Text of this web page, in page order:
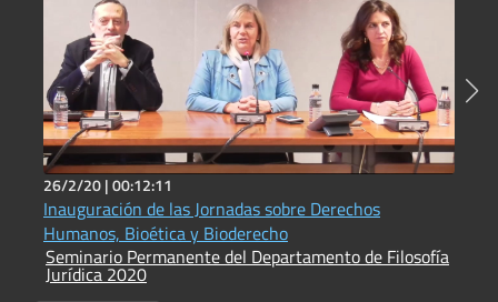
26/2/20 |00:12:11
Inauguración de las Jornadas sobre Derechos
Humanos, Bioética y Bioderecho
Seminario Permanente del Departamento de Filosofía
Jurídica 2020